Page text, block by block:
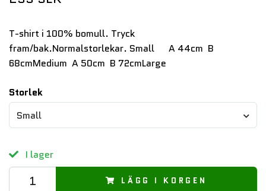
T-shirt i 100% bomull. Tryck
fram/bak.Normalstorlekar. Small A 44cm B
68cmMedium A 50cm B 72cmLarge
Storlek
Small
I lager
LÄGG I KORGEN